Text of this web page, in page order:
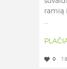
ramią
0